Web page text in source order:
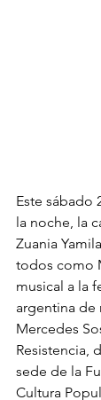
Este sábado
la noche, la
Zuania
todos como
musical a la
argentina de
Mercedes
Resistencia,
sede de la
Cultura